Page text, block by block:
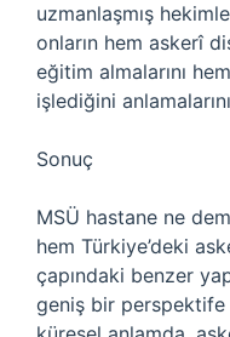
uzmanlaşmış
onların hem askerî
eğitim almalarını
işlediğini
Sonuç
MSÜ hastane ne
hem Türkiye’deki
çapındaki benzer
geniş bir perspektife